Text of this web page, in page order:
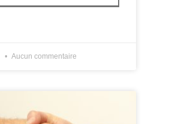
Aucun commentaire